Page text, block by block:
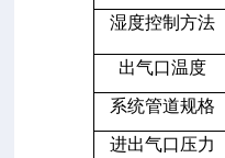
湿度控制方法
出气口温度
系统管道规格
进出气口压力